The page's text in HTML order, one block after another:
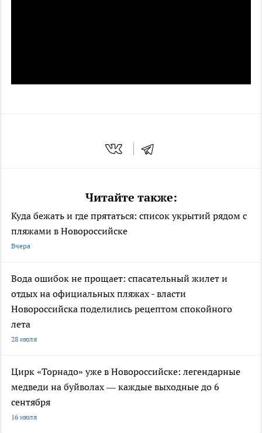
Читайте также:
Куда бежать и где прятаться: список укрытий рядом с
пляжами в Новороссийске
Вчера
Вода ошибок не прощает: спасательный жилет и
отдых на официальных пляжах - власти
Новороссийска поделились рецептом спокойного
лета
28 июля
Цирк «Торнадо» уже в Новороссийске: легендарные
медведи на буйволах — каждые выходные до 6
сентября
16 июля